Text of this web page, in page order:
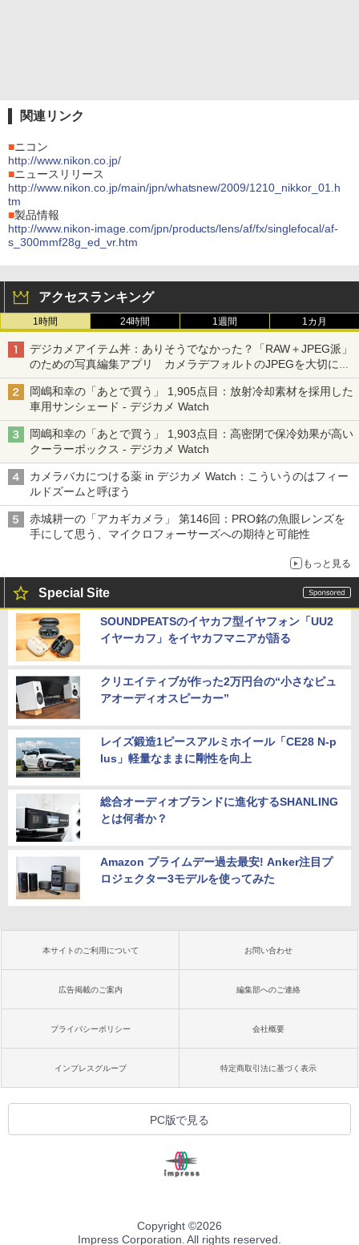
関連リンク
■ニコン
http://www.nikon.co.jp/
■ニュースリリース
http://www.nikon.co.jp/main/jpn/whatsnew/2009/1210_nikkor_01.h
tm
■製品情報
http://www.nikon-image.com/jpn/products/lens/af/fx/singlefocal/af-
s_300mmf28g_ed_vr.htm
アクセスランキング
1時間 24時間 1週間 1カ月
デジカメアイテム丼：ありそうでなかった？「RAW＋JPEG派」
のための写真編集アプリ カメラデフォルトのJPEGを大切にす
る「Filmator」
岡嶋和幸の「あとで買う」 1,905点目：放射冷却素材を採用した
車用サンシェード - デジカメ Watch
岡嶋和幸の「あとで買う」 1,903点目：高密閉で保冷効果が高い
クーラーボックス - デジカメ Watch
カメラバカにつける薬 in デジカメ Watch：こういうのはフィー
ルドズームと呼ぼう
赤城耕一の「アカギカメラ」 第146回：PRO銘の魚眼レンズを
手にして思う、マイクロフォーサーズへの期待と可能性
もっと見る
Special Site
SOUNDPEATSのイヤカフ型イヤフォン「UU2
イヤーカフ」をイヤカフマニアが語る
クリエイティブが作った2万円台の“小さなピュ
アオーディオスピーカー”
レイズ鍛造1ピースアルミホイール「CE28 N-p
lus」軽量なままに剛性を向上
総合オーディオブランドに進化するSHANLING
とは何者か？
Amazon プライムデー過去最安! Anker注目プ
ロジェクター3モデルを使ってみた
本サイトのご利用について お問い合わせ
広告掲載のご案内 編集部へのご連絡
プライバシーポリシー 会社概要
インプレスグループ 特定商取引法に基づく表示
PC版で見る
Copyright ©2026
Impress Corporation. All rights reserved.